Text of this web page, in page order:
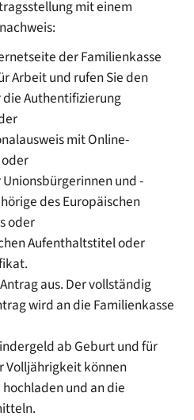
mit einem
der Familienkasse
Arbeit und rufen Sie den
die Authentifizierung
mit Online-
und -
des Europäischen
oder
Aufenthaltstitel oder
aus. Der vollständig
wird an die Familienkasse
ab Geburt und für
Volljährigkeit können
und an die